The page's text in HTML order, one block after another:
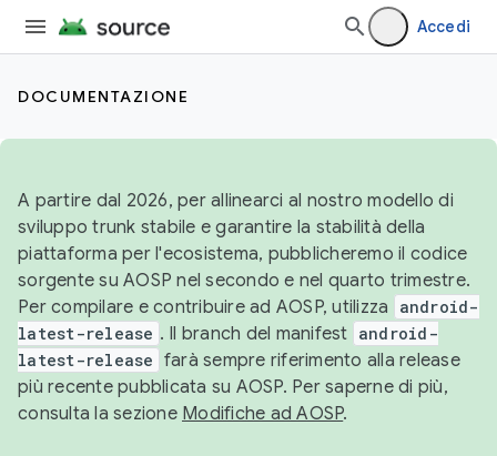
Accedi
DOCUMENTAZIONE
A partire dal 2026, per allinearci al nostro modello di
sviluppo trunk stabile e garantire la stabilità della
piattaforma per l'ecosistema, pubblicheremo il codice
sorgente su AOSP nel secondo e nel quarto trimestre.
Per compilare e contribuire ad AOSP, utilizza
android-
latest-release . Il branch del manifest android-
latest-release farà sempre riferimento alla release
più recente pubblicata su AOSP. Per saperne di più,
consulta la sezione Modifiche ad AOSP.